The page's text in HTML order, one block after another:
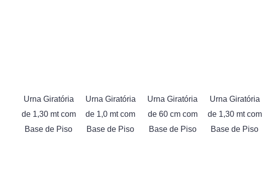
Urna Giratória
de 1,30 mt com
Base de Piso
Urna Giratória
de 1,0 mt com
Base de Piso
Urna Giratória
de 60 cm com
Base de Piso
Urna Giratória
de 1,30 mt com
Base de Piso